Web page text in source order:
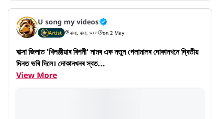
U song my videos
Artist বাক্সা, বাক্সা, অসম on 2 May
বাক্সা জিলাত 'খিলঞ্জীয়াৰ বিপনী' নামৰ এক নতুন গেলামালৰ দোকানখনে দ্বিতীয়
দিনত ভৰি দিলে। দোকানখনৰ স্বত...
View More